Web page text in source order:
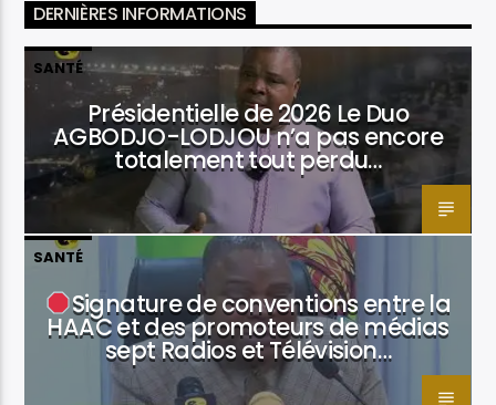
DERNIÈRES INFORMATIONS
SANTÉ
Présidentielle de 2026 Le Duo
AGBODJO-LODJOU n’a pas encore
totalement tout perdu…
SANTÉ
Signature de conventions entre la
HAAC et des promoteurs de médias
sept Radios et Télévision…